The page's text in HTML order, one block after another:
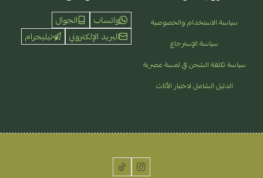
سياسة الاستخدام والخصوصية
سياسة الإسترجاع
سياسة تكلفة الشحن في لمسة عصرية
الدليل الشامل لاختيار الأثاث
واتساب
الجوال
البريد الإلكتروني
تيليجرام